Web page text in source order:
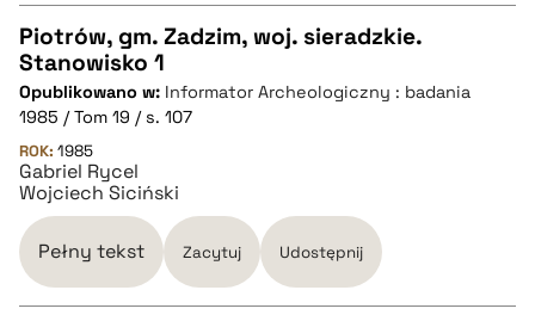
pobierz cytat
CZYSTY TEKST
pobierz cytat
BIBTEX
pobierz cytat
Piotrów, gm. Zadzim, woj. sieradzkie.
Stanowisko 1
Opublikowano w: Informator Archeologiczny : badania
1985 / Tom 19 / s. 107
ROK: 1985
Gabriel Rycel
Wojciech Siciński
Pełny tekst Zacytuj Udostępnij